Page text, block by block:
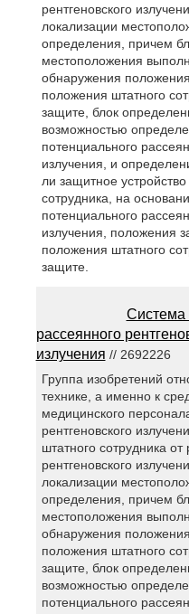
рентгеновского
локализации
определения, причем
местоположения
обнаружения
положения штатного
защите, блок
возможностью
потенциального
излучения, и
ли защитное
сотрудника, на
потенциального
излучения, положения
положения штатного
защите.
Система
рассеянного
излучения // 2692226
Группа изобретений
технике, а именно к
медицинского
рентгеновского
штатного сотрудника от
рентгеновского
локализации
определения, причем
местоположения
обнаружения
положения штатного
защите, блок
возможностью
потенциального